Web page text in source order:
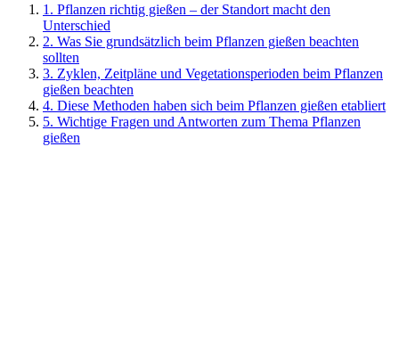
1. Pflanzen richtig gießen – der Standort macht den
Unterschied
2. Was Sie grundsätzlich beim Pflanzen gießen beachten
sollten
3. Zyklen, Zeitpläne und Vegetationsperioden beim Pflanzen
gießen beachten
4. Diese Methoden haben sich beim Pflanzen gießen etabliert
5. Wichtige Fragen und Antworten zum Thema Pflanzen
gießen